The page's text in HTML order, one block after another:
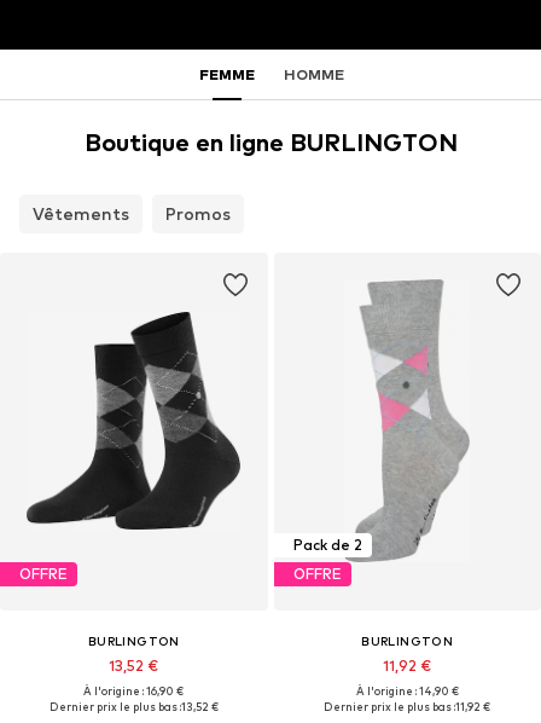
FEMME HOMME
Boutique en ligne BURLINGTON
Vêtements Promos
OFFRE
BURLINGTON
13,52 €
À l'origine : 16,90 €
Dernier prix le plus bas :13,52 €
Pack de 2
OFFRE
BURLINGTON
11,92 €
À l'origine : 14,90 €
Dernier prix le plus bas :11,92 €